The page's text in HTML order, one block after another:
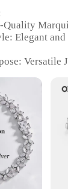
Elegant
Versatile
or Weight or
Look
Property:
and